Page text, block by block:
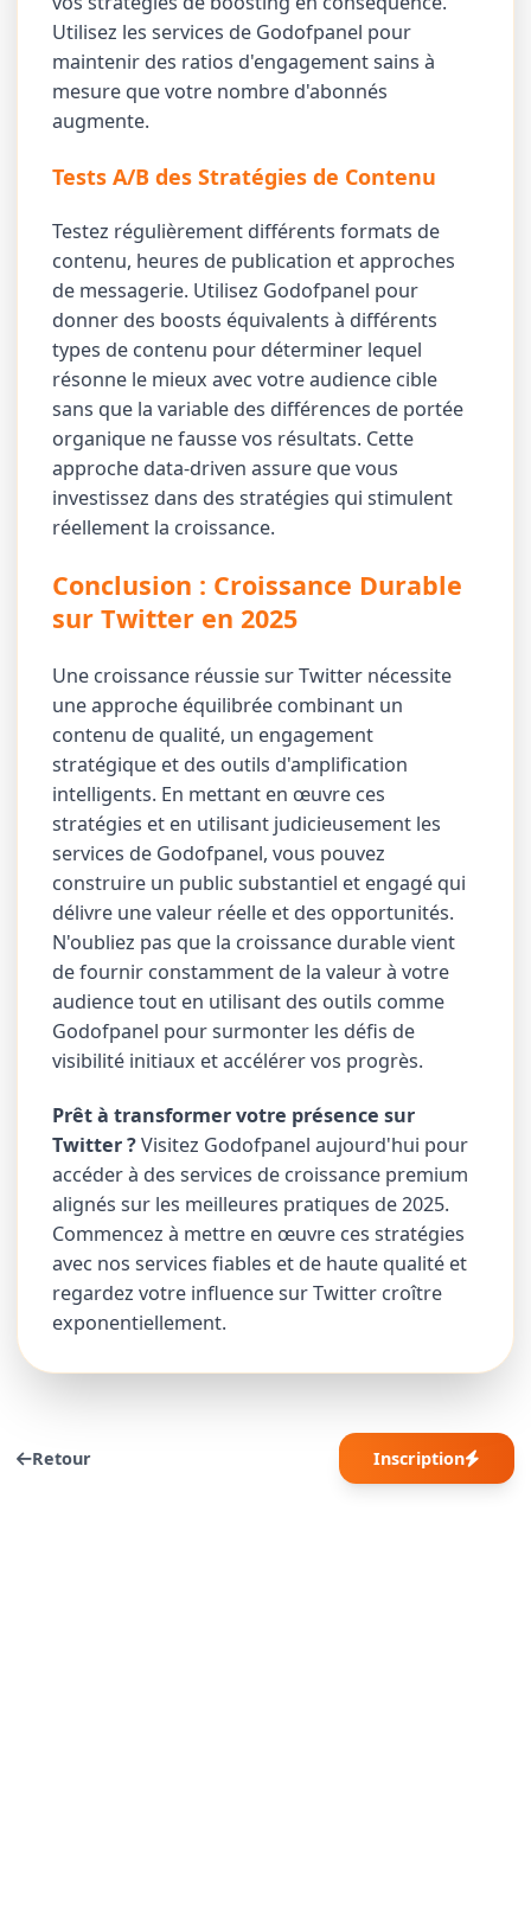
Utilisez les services de Godofpanel pour
maintenir des ratios d'engagement sains à
mesure que votre nombre d'abonnés
augmente.
Tests A/B des Stratégies de Contenu
Testez régulièrement différents formats de
contenu, heures de publication et approches
de messagerie. Utilisez Godofpanel pour
donner des boosts équivalents à différents
types de contenu pour déterminer lequel
résonne le mieux avec votre audience cible
sans que la variable des différences de portée
organique ne fausse vos résultats. Cette
approche data-driven assure que vous
investissez dans des stratégies qui stimulent
réellement la croissance.
Conclusion : Croissance Durable
sur Twitter en 2025
Une croissance réussie sur Twitter nécessite
une approche équilibrée combinant un
contenu de qualité, un engagement
stratégique et des outils d'amplification
intelligents. En mettant en œuvre ces
stratégies et en utilisant judicieusement les
services de Godofpanel, vous pouvez
construire un public substantiel et engagé qui
délivre une valeur réelle et des opportunités.
N'oubliez pas que la croissance durable vient
de fournir constamment de la valeur à votre
audience tout en utilisant des outils comme
Godofpanel pour surmonter les défis de
visibilité initiaux et accélérer vos progrès.
Prêt à transformer votre présence sur
Twitter ?Visitez Godofpanel aujourd'hui pour
accéder à des services de croissance premium
alignés sur les meilleures pratiques de 2025.
Commencez à mettre en œuvre ces stratégies
avec nos services fiables et de haute qualité et
regardez votre influence sur Twitter croître
exponentiellement.
Retour Inscription